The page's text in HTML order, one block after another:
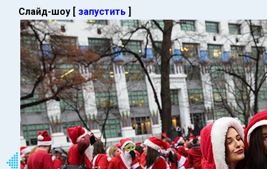
Слайд-шоу [ запустить ]